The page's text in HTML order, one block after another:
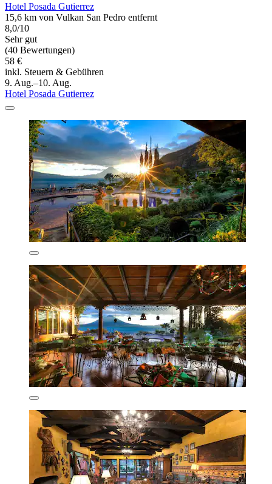
Hotel Posada Gutierrez
15,6 km von Vulkan San Pedro entfernt
8,0/10
Sehr gut
(40 Bewertungen)
58 €
inkl. Steuern & Gebühren
9. Aug.–10. Aug.
Hotel Posada Gutierrez